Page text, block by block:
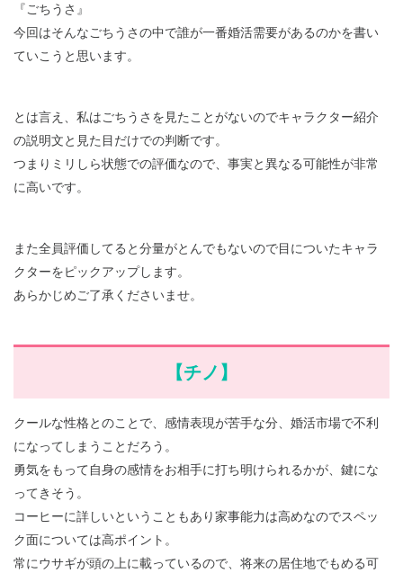
『ごちうさ』
今回はそんなごちうさの中で誰が一番婚活需要があるのかを書い
ていこうと思います。
とは言え、私はごちうさを見たことがないのでキャラクター紹介
の説明文と見た目だけでの判断です。
つまりミリしら状態での評価なので、事実と異なる可能性が非常
に高いです。
また全員評価してると分量がとんでもないので目についたキャラ
クターをピックアップします。
あらかじめご了承くださいませ。
【チノ】
クールな性格とのことで、感情表現が苦手な分、婚活市場で不利
になってしまうことだろう。
勇気をもって自身の感情をお相手に打ち明けられるかが、鍵にな
ってきそう。
コーヒーに詳しいということもあり家事能力は高めなのでスペッ
ク面については高ポイント。
常にウサギが頭の上に載っているので、将来の居住地でもめる可